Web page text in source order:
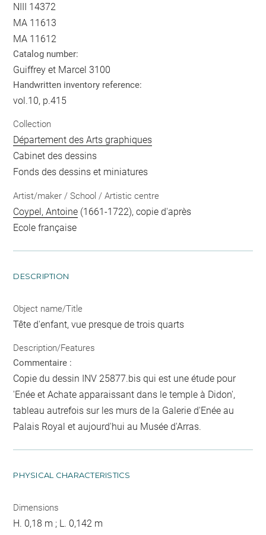
NIII 14372
MA 11613
MA 11612
Catalog number:
Guiffrey et Marcel 3100
Handwritten inventory reference:
vol.10, p.415
Collection
Département des Arts graphiques
Cabinet des dessins
Fonds des dessins et miniatures
Artist/maker / School / Artistic centre
Coypel, Antoine (1661-1722), copie d'après
Ecole française
DESCRIPTION
Object name/Title
Tête d'enfant, vue presque de trois quarts
Description/Features
Commentaire :
Copie du dessin INV 25877.bis qui est une étude pour
'Enée et Achate apparaissant dans le temple à Didon',
tableau autrefois sur les murs de la Galerie d'Enée au
Palais Royal et aujourd'hui au Musée d'Arras.
PHYSICAL CHARACTERISTICS
Dimensions
H. 0,18 m ; L. 0,142 m